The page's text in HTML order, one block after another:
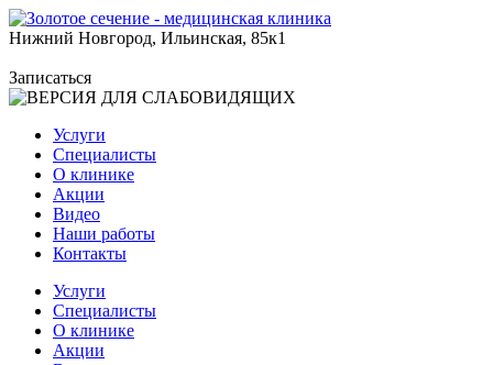
Нижний Новгород, Ильинская, 85к1
Записаться
Услуги
Специалисты
О клинике
Акции
Видео
Наши работы
Контакты
Услуги
Специалисты
О клинике
Акции